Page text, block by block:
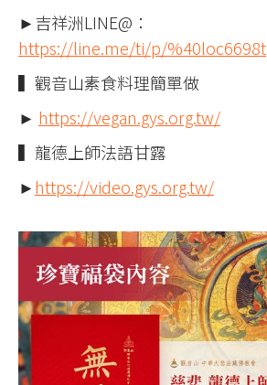
►吉祥洲LINE@：
https://line.me/ti/p/%40loc6698t
▍觀音山素食料理簡單做
► https://vegan.gys.org.tw/
▍龍德上師法語甘露
►https://video.gys.org.tw/